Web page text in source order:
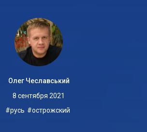
Олег Чеславський
8 сентября 2021
русь
острожский